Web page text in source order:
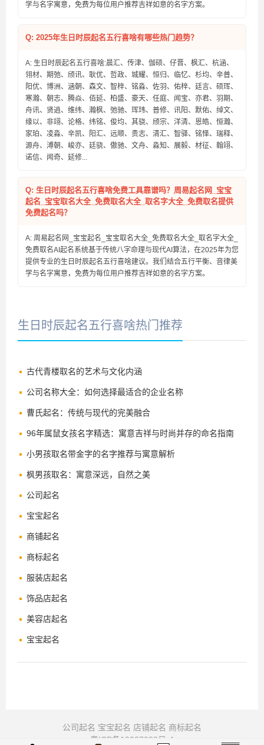
学与名字寓意，免费为每位用户推荐吉祥如意的名字方案。
Q: 2025年生日时辰起名五行喜啥有哪些热门趋势？
A: 生日时辰起名五行喜啥:晨汇、传津、伽硕、仔晋、枫汇、杭涵、
翎材、期弛、颀讯、耿优、哲政、城耀、恒归、临忆、杉均、辛普、
阳优、博洲、涵朝、森文、智梓、铭淼、佐羽、佑梓、廷言、硕珲、
寒瀚、朝志、腾焱、佰延、柏盛、豪天、任庭、闻宝、亦君、羽期、
舟讯、贤逍、维纬、瀚枫、弛驰、珲玮、普修、讯阳、默佑、绰文、
缘以、非翊、论格、纬铭、俊均、其骁、颀宗、洋清、恩皓、恒瀚、
家珀、凌淼、辛凯、阳汇、远顺、贵志、清汇、智驿、铭怿、瑞释、
源舟、溥朝、峻亦、廷骁、傲驰、文舟、淼知、展毅、材征、翰翊、
诺信、闻奇、延修...
Q: 生日时辰起名五行喜啥免费工具靠谱吗？周易起名网_宝宝
起名_宝宝取名大全_免费取名大全_取名字大全_免费取名提供
免费起名吗？
A: 周易起名网_宝宝起名_宝宝取名大全_免费取名大全_取名字大全_
免费取名AI起名系统基于传统八字命理与现代AI算法，在2025年为您
提供专业的生日时辰起名五行喜啥建议。我们结合五行平衡、音律美
学与名字寓意，免费为每位用户推荐吉祥如意的名字方案。
生日时辰起名五行喜啥热门推荐
古代青楼取名的艺术与文化内涵
公司名称大全：如何选择最适合的企业名称
曹氏起名：传统与现代的完美融合
96年属鼠女孩名字精选：寓意吉祥与时尚并存的命名指南
小男孩取名带金字的名字推荐与寓意解析
枫男孩取名：寓意深远，自然之美
公司起名
宝宝起名
商铺起名
商标起名
服装店起名
饰品店起名
美容店起名
宝宝起名
公司起名 宝宝起名 店铺起名 商标起名
粤ICP备19027288号-4